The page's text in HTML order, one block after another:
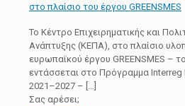
στο πλαίσιο του έργου GREENSMES
Το Κέντρο Επιχειρηματικής και
Ανάπτυξης (ΚΕΠΑ), στο πλαίσιο
ευρωπαϊκού έργου GREENSMES –
εντάσσεται στο Πρόγραμμα Interreg
2021–2027 –
Σας αρέσει;